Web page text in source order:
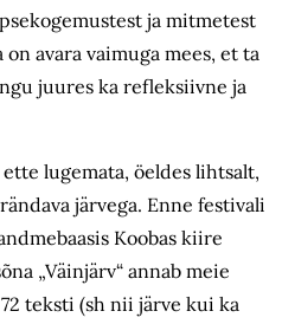
ja mitmetest
avara vaimuga mees, et ta
juures ka refleksiivne ja
lugemata, öeldes lihtsalt,
järvega. Enne festivali
Koobas kiire
„Väinjärv“ annab meie
teksti (sh nii järve kui ka